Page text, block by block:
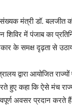
मंत्री डॉ.
शिविर में पंजाब का
के समक्ष दृढ़ता से
द्वारा आयोजित
हुए कहा कि ऐसे मंच
अवसर प्रदान